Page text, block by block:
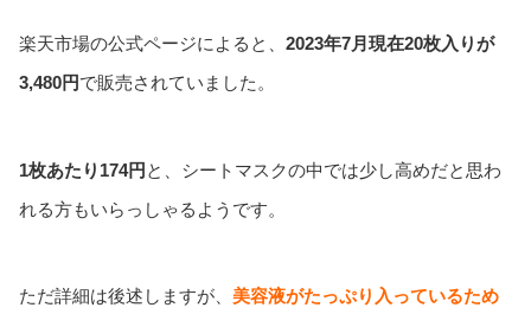
楽天市場の公式ページによると、 2023年7月現在20枚入りが
3,480円で販売されていました。
1枚あたり174円 と、シートマスクの中では少し高めだと思わ
れる方もいらっしゃるようです。
ただ詳細は後述しますが、 美容液がたっぷり入っているため